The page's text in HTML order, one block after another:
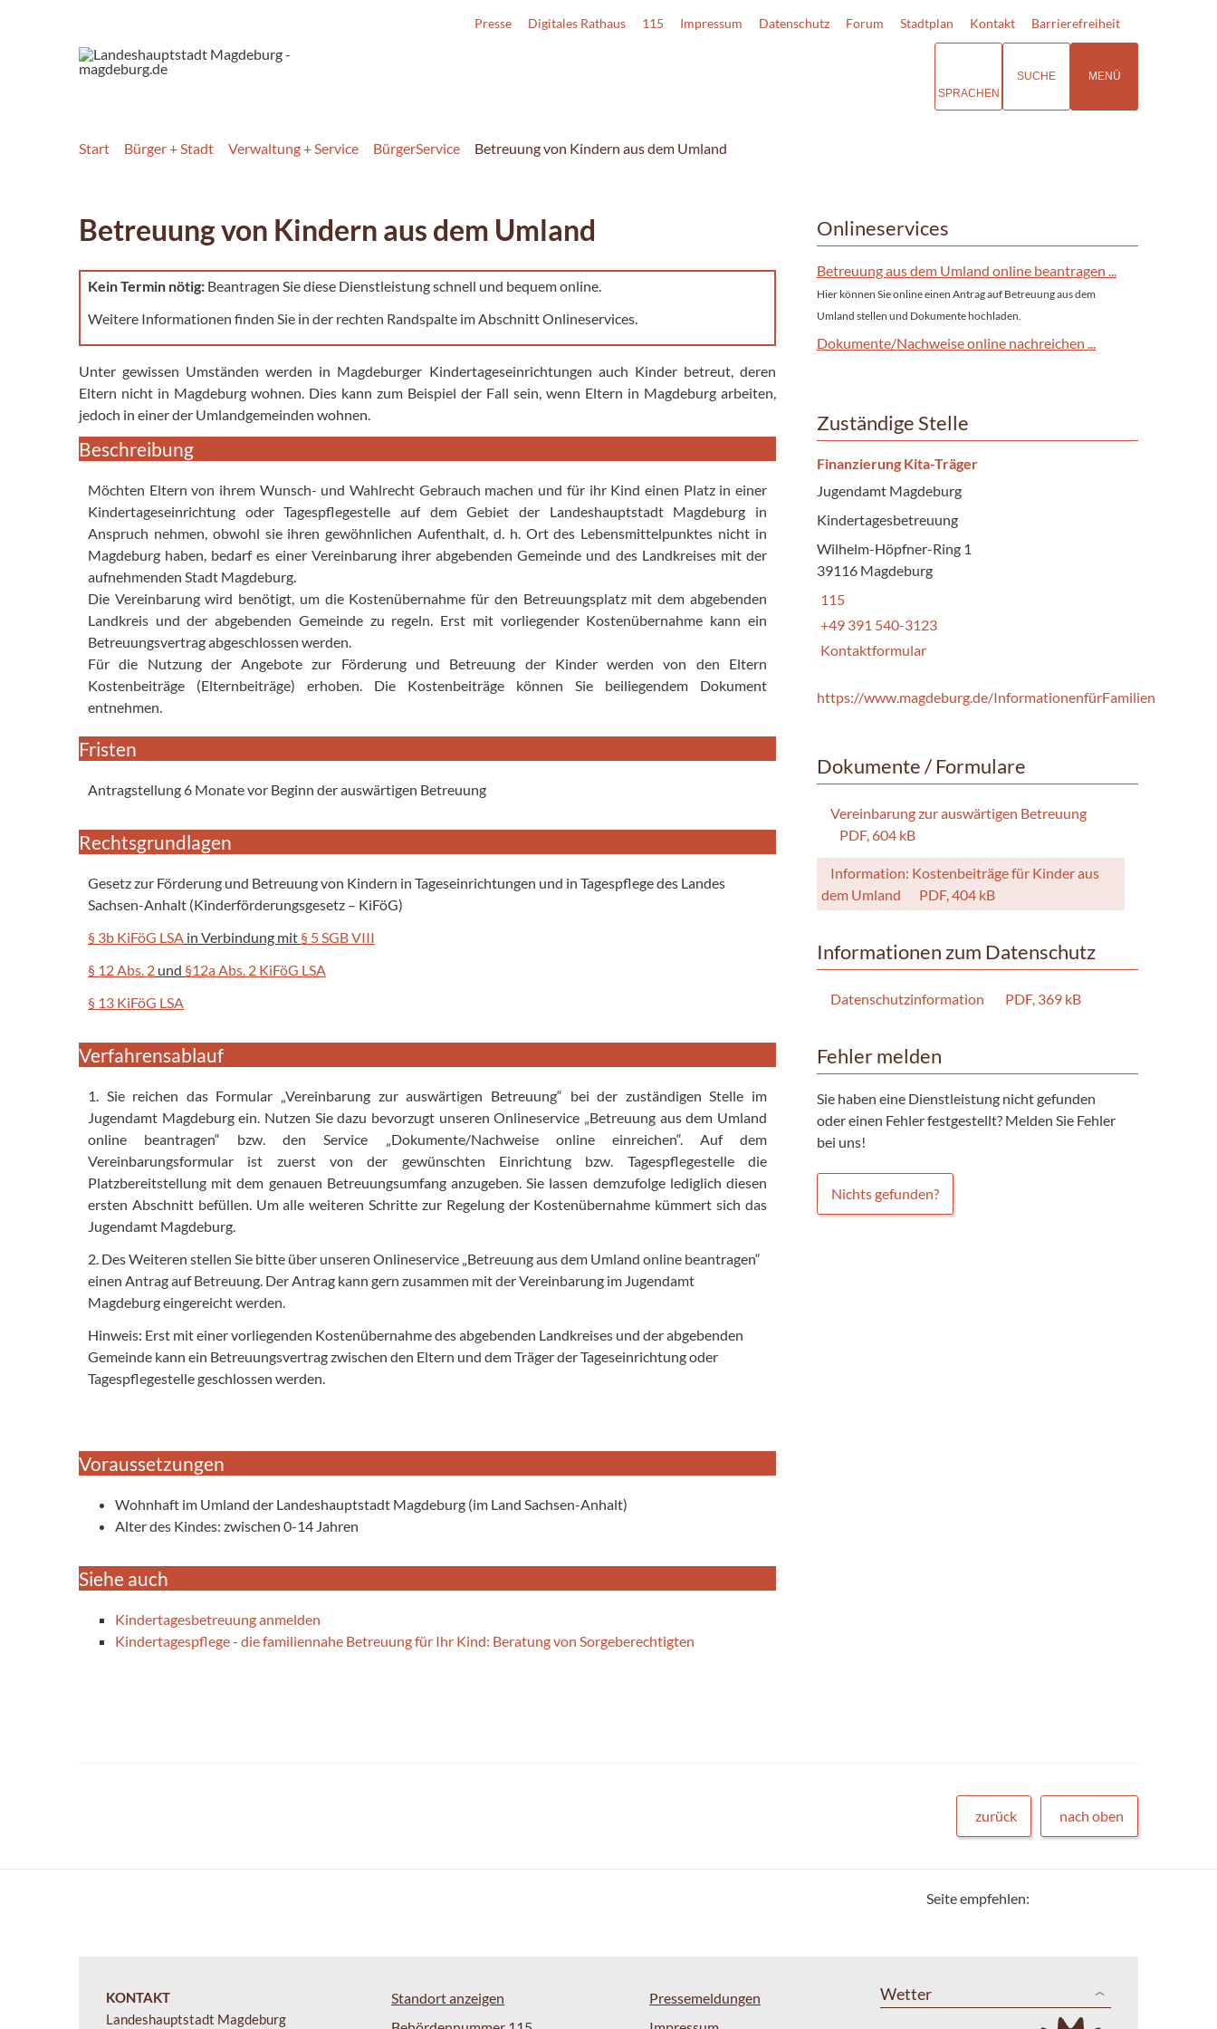
Presse Digitales Rathaus 115 Impressum Datenschutz Forum Stadtplan Kontakt Barrierefreiheit
SPRACHEN
SUCHE MENÜ
Start Bürger + Stadt Verwaltung + Service BürgerService Betreuung von Kindern aus dem Umland
Betreuung von Kindern aus dem Umland
Kein Termin nötig: Beantragen Sie diese Dienstleistung schnell und bequem online.
Weitere Informationen finden Sie in der rechten Randspalte im Abschnitt Onlineservices.
Unter gewissen Umständen werden in Magdeburger Kindertageseinrichtungen auch Kinder betreut, deren
Eltern nicht in Magdeburg wohnen. Dies kann zum Beispiel der Fall sein, wenn Eltern in Magdeburg arbeiten,
jedoch in einer der Umlandgemeinden wohnen.
Beschreibung
Möchten Eltern von ihrem Wunsch- und Wahlrecht Gebrauch machen und für ihr Kind einen Platz in einer
Kindertageseinrichtung oder Tagespflegestelle auf dem Gebiet der Landeshauptstadt Magdeburg in
Anspruch nehmen, obwohl sie ihren gewöhnlichen Aufenthalt, d. h. Ort des Lebensmittelpunktes nicht in
Magdeburg haben, bedarf es einer Vereinbarung ihrer abgebenden Gemeinde und des Landkreises mit der
aufnehmenden Stadt Magdeburg.
Die Vereinbarung wird benötigt, um die Kostenübernahme für den Betreuungsplatz mit dem abgebenden
Landkreis und der abgebenden Gemeinde zu regeln. Erst mit vorliegender Kostenübernahme kann ein
Betreuungsvertrag abgeschlossen werden.
Für die Nutzung der Angebote zur Förderung und Betreuung der Kinder werden von den Eltern
Kostenbeiträge (Elternbeiträge) erhoben. Die Kostenbeiträge können Sie beiliegendem Dokument
entnehmen.
Fristen
Antragstellung 6 Monate vor Beginn der auswärtigen Betreuung
Rechtsgrundlagen
Gesetz zur Förderung und Betreuung von Kindern in Tageseinrichtungen und in Tagespflege des Landes
Sachsen-Anhalt (Kinderförderungsgesetz – KiFöG)
§ 3b KiFöG LSA in Verbindung mit § 5 SGB VIII
§ 12 Abs. 2 und §12a Abs. 2 KiFöG LSA
§ 13 KiFöG LSA
Verfahrensablauf
1. Sie reichen das Formular „Vereinbarung zur auswärtigen Betreuung“ bei der zuständigen Stelle im
Jugendamt Magdeburg ein. Nutzen Sie dazu bevorzugt unseren Onlineservice „Betreuung aus dem Umland
online beantragen“ bzw. den Service „Dokumente/Nachweise online einreichen“. Auf dem
Vereinbarungsformular ist zuerst von der gewünschten Einrichtung bzw. Tagespflegestelle die
Platzbereitstellung mit dem genauen Betreuungsumfang anzugeben. Sie lassen demzufolge lediglich diesen
ersten Abschnitt befüllen. Um alle weiteren Schritte zur Regelung der Kostenübernahme kümmert sich das
Jugendamt Magdeburg.
2. Des Weiteren stellen Sie bitte über unseren Onlineservice „Betreuung aus dem Umland online beantragen“
einen Antrag auf Betreuung. Der Antrag kann gern zusammen mit der Vereinbarung im Jugendamt
Magdeburg eingereicht werden.
Hinweis: Erst mit einer vorliegenden Kostenübernahme des abgebenden Landkreises und der abgebenden
Gemeinde kann ein Betreuungsvertrag zwischen den Eltern und dem Träger der Tageseinrichtung oder
Tagespflegestelle geschlossen werden.
Voraussetzungen
Wohnhaft im Umland der Landeshauptstadt Magdeburg (im Land Sachsen-Anhalt)
Alter des Kindes: zwischen 0-14 Jahren
Siehe auch
Kindertagesbetreuung anmelden
Kindertagespflege - die familiennahe Betreuung für Ihr Kind: Beratung von Sorgeberechtigten
Onlineservices
Betreuung aus dem Umland online beantragen ...
Hier können Sie online einen Antrag auf Betreuung aus dem
Umland stellen und Dokumente hochladen.
Dokumente/Nachweise online nachreichen ...
Zuständige Stelle
Finanzierung Kita-Träger
Jugendamt Magdeburg
Kindertagesbetreuung
Wilhelm-Höpfner-Ring 1
39116 Magdeburg
115
+49 391 540-3123
Kontaktformular
https://www.magdeburg.de/InformationenfürFamilien
Dokumente / Formulare
Vereinbarung zur auswärtigen Betreuung
PDF, 604 kB
Information: Kostenbeiträge für Kinder aus
dem Umland
PDF, 404 kB
Informationen zum Datenschutz
Datenschutzinformation PDF, 369 kB
Fehler melden
Sie haben eine Dienstleistung nicht gefunden
oder einen Fehler festgestellt? Melden Sie Fehler
bei uns!
Nichts gefunden?
zurück nach oben
Seite empfehlen:
KONTAKT
Landeshauptstadt Magdeburg
Standort anzeigen
Pressemeldungen
Wetter